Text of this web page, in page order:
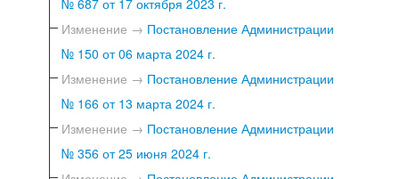
Изменение → Постановление Администрации
№ 150 от 06 марта 2024 г.
Изменение → Постановление Администрации
№ 166 от 13 марта 2024 г.
Изменение → Постановление Администрации
№ 356 от 25 июня 2024 г.